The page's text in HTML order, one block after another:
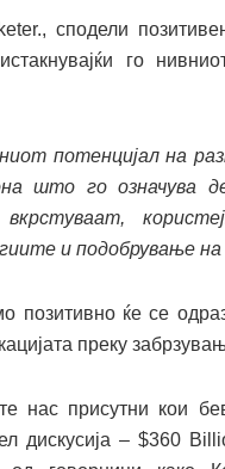
сподели
го
потенцијал на
што го означува
и подобрување
ќе се
преку
нас присутни кои
дискусија – $360